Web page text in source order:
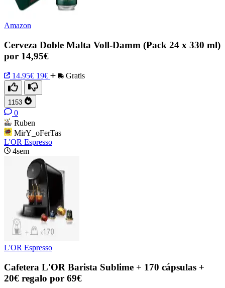
Amazon
Cerveza Doble Malta Voll-Damm (Pack 24 x 330 ml)
por 14,95€
14.95€ 19€ Gratis
1153
0
Ruben
MirY_oFerTas
L'OR Espresso
4sem
L'OR Espresso
Cafetera L'OR Barista Sublime + 170 cápsulas +
20€ regalo por 69€